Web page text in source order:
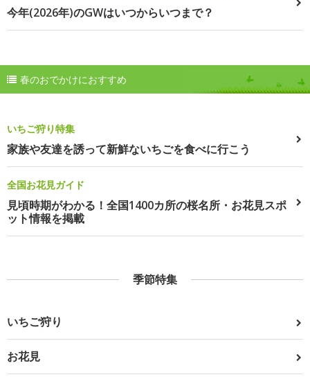
今年(2026年)のGWはいつからいつまで？
春のおでかけにおすすめ
いちご狩り特集
家族や友達を誘って新鮮ないちごを食べに行こう
全国お花見ガイド
見頃時期がわかる！全国1400カ所の桜名所・お花見スポ
ット情報を掲載
季節特集
いちご狩り
お花見